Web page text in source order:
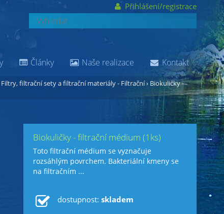
Filtry, filtrační sety a filtrační materiály - Filtrační› Biokuličky -
Biokuličky - filtrační médium (1ks)
Toto filtrační médium se vyznačuje
rozsáhlým povrchem. Bakteriální kmeny se
na filtračním ...
dostupnost: skladem
Články Naše realizace Kontakt
Přihlášení/registrace